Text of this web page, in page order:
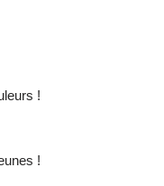
!
!